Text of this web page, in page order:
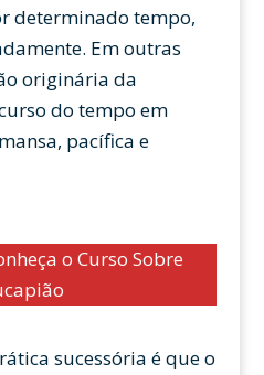
determinado tempo,
Em outras
originária da
do tempo em
pacífica e
o Curso Sobre
sucessória é que o